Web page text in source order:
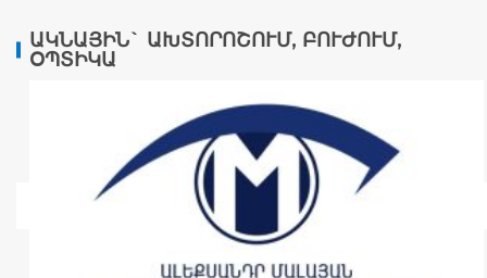
ԱԿՆԱՅԻՆ` ԱԽՏՈՐՈՇՈՒՄ, ԲՈՒԺՈՒՄ,
ՕՊՏԻԿԱ